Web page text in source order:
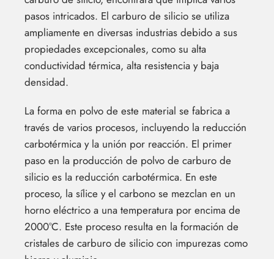
pasos intricados. El carburo de silicio se utiliza
ampliamente en diversas industrias debido a sus
propiedades excepcionales, como su alta
conductividad térmica, alta resistencia y baja
densidad.
La forma en polvo de este material se fabrica a
través de varios procesos, incluyendo la reducción
carbotérmica y la unión por reacción. El primer
paso en la producción de polvo de carburo de
silicio es la reducción carbotérmica. En este
proceso, la sílice y el carbono se mezclan en un
horno eléctrico a una temperatura por encima de
2000°C. Este proceso resulta en la formación de
cristales de carburo de silicio con impurezas como